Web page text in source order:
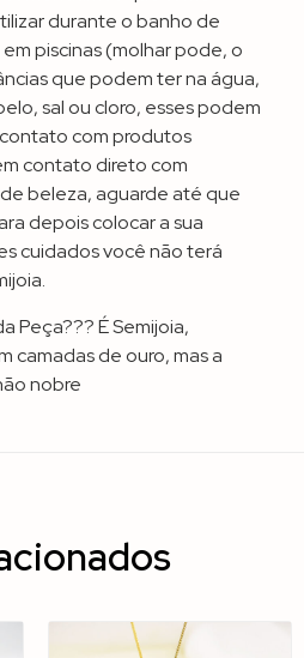
durante o banho de
piscinas (molhar pode, o
que podem ter na água,
sal ou cloro, esses podem
com produtos
contato direto com
beleza, aguarde até que
depois colocar a sua
cuidados você não terá
Peça??? É Semijoia,
camadas de ouro, mas a
nobre